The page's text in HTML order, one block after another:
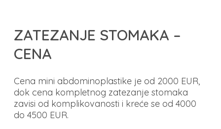
ZATEZANJE STOMAKA –
CENA
Cena mini abdominoplastike je od 2000 EUR,
dok cena kompletnog zatezanje stomaka
zavisi od komplikovanosti i kreće se od 4000
do 4500 EUR.